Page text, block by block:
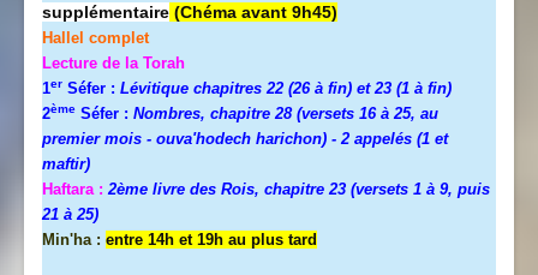
supplémentaire (Chéma avant 9h45)
Hallel complet
Lecture de la Torah
1er Séfer : Lévitique chapitres 22 (26 à fin) et 23 (1 à fin)
2ème Séfer : Nombres, chapitre 28 (versets 16 à 25, au
premier mois - ouva'hodech harichon) - 2 appelés (1 et
maftir)
Haftara : 2ème livre des Rois, chapitre 23 (versets 1 à 9, puis
21 à 25)
Min'ha : entre 14h et 19h au plus tard